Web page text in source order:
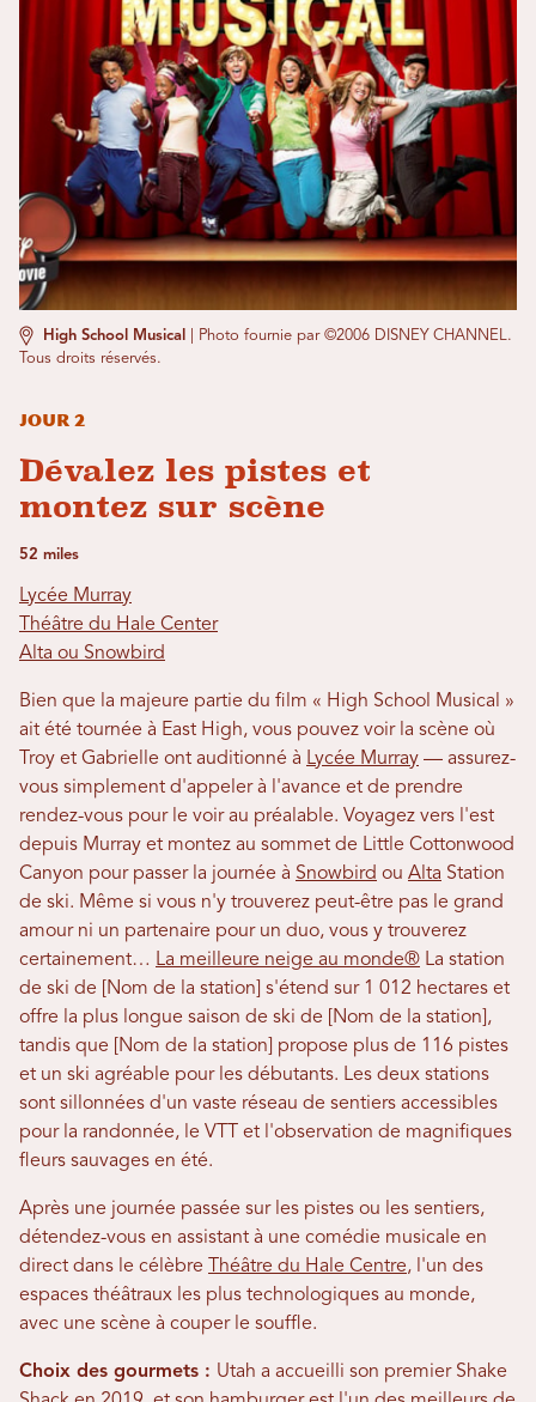
High School Musical
Photo fournie par ©2006 DISNEY CHANNEL.
Tous droits réservés.
Jour 2
Dévalez les pistes et
montez sur scène
52 miles
Lycée Murray
Théâtre du Hale Center
Alta ou Snowbird
Bien que la majeure partie du film « High School Musical »
ait été tournée à East High, vous pouvez voir la scène où
Troy et Gabrielle ont auditionné à Lycée Murray — assurez-
vous simplement d'appeler à l'avance et de prendre
rendez-vous pour le voir au préalable. Voyagez vers l'est
depuis Murray et montez au sommet de Little Cottonwood
Canyon pour passer la journée à Snowbird ou Alta Station
de ski. Même si vous n'y trouverez peut-être pas le grand
amour ni un partenaire pour un duo, vous y trouverez
certainement… La meilleure neige au monde® La station
de ski de [Nom de la station] s'étend sur 1 012 hectares et
offre la plus longue saison de ski de [Nom de la station],
tandis que [Nom de la station] propose plus de 116 pistes
et un ski agréable pour les débutants. Les deux stations
sont sillonnées d'un vaste réseau de sentiers accessibles
pour la randonnée, le VTT et l'observation de magnifiques
fleurs sauvages en été.
Après une journée passée sur les pistes ou les sentiers,
détendez-vous en assistant à une comédie musicale en
direct dans le célèbre
Théâtre du Hale Centre, l'un des
espaces théâtraux les plus technologiques au monde,
avec une scène à couper le souffle.
Choix des gourmets : Utah a accueilli son premier Shake